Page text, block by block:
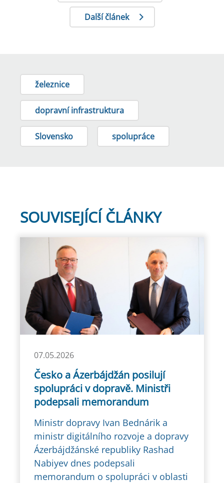
Další článek
železnice
dopravní infrastruktura
Slovensko spolupráce
SOUVISEJÍCÍ ČLÁNKY
07.05.2026
Česko a Ázerbájdžán posilují
spolupráci v dopravě. Ministři
podepsali memorandum
Ministr dopravy Ivan Bednárik a
ministr digitálního rozvoje a dopravy
Ázerbájdžánské republiky Rashad
Nabiyev dnes podepsali
memorandum o spolupráci v oblasti